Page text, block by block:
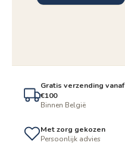
Gratis verzending vanaf
€100
Binnen België
Met zorg gekozen
Persoonlijk advies